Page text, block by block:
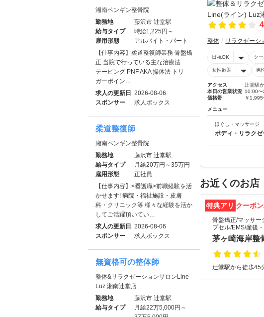
整体 リラクゼーシ
日祝OK ク
女性歓迎 男
アクセス
辻堂駅
本日の営業状況 10:00
価格帯
￥
メニュー
ほぐし・マッサージ
ボディ・リラク
お近くのお店
特典アリ クーポ
骨盤矯正/マッサー
プセル/EMS/産後
茅ヶ崎海岸整
辻堂駅から徒歩45
湘南ペンギン整骨院
勤務地
藤沢市 辻堂駅
給与タイプ
時給1,225円～
雇用形態
アルバイト・パート
【仕事内容】柔道整復師業務 骨盤矯
正 当院で行っている主な治療法:
テーピング PNF AKA 操体法 トリ
ガーポイン…
求人の更新日 2026-08-06
スポンサー
求人ボックス
柔道整復師
湘南ペンギン整骨院
勤務地
藤沢市 辻堂駅
給与タイプ
月給20万円～35万円
雇用形態
正社員
【仕事内容】<看護職>前職経験を活
かせます! 病院・福祉施設・皮膚
科・クリニック等 様々な経験を活か
してご活躍頂いてい…
求人の更新日 2026-08-06
スポンサー
求人ボックス
無資格可の整体師
整体&リラクゼーションサロンLine
Luz 湘南辻堂店
勤務地
藤沢市 辻堂駅
給与タイプ
月給22万5,000円～